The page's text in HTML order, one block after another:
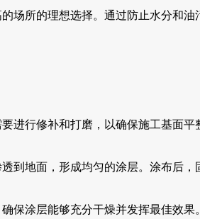
所的理想选择。通过防止水分和油
进行修补和打磨，以确保施工基面平
到地面，形成均匀的涂层。涂布后，
保涂层能够充分干燥并发挥最佳效